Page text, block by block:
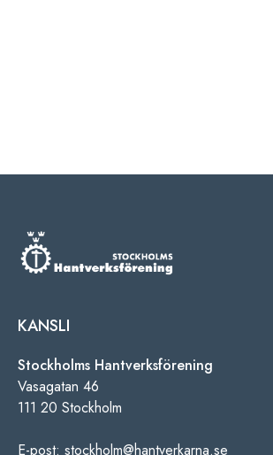
KANSLI
Stockholms Hantverksförening
Vasagatan 46
111 20 Stockholm
E-post: stockholm@hantverkarna.se